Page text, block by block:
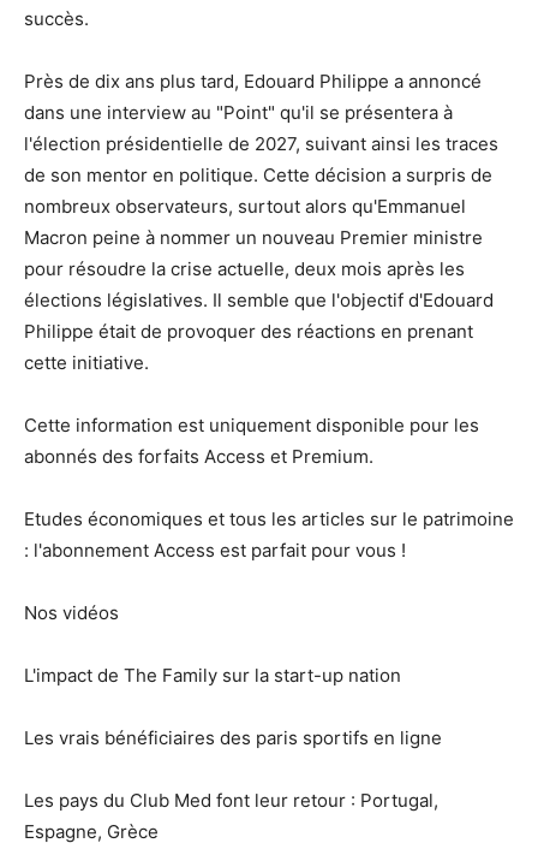
succès.
Près de dix ans plus tard, Edouard Philippe a annoncé
dans une interview au "Point" qu'il se présentera à
l'élection présidentielle de 2027, suivant ainsi les traces
de son mentor en politique. Cette décision a surpris de
nombreux observateurs, surtout alors qu'Emmanuel
Macron peine à nommer un nouveau Premier ministre
pour résoudre la crise actuelle, deux mois après les
élections législatives. Il semble que l'objectif d'Edouard
Philippe était de provoquer des réactions en prenant
cette initiative.
Cette information est uniquement disponible pour les
abonnés des forfaits Access et Premium.
Etudes économiques et tous les articles sur le patrimoine
: l'abonnement Access est parfait pour vous !
Nos vidéos
L'impact de The Family sur la start-up nation
Les vrais bénéficiaires des paris sportifs en ligne
Les pays du Club Med font leur retour : Portugal,
Espagne, Grèce